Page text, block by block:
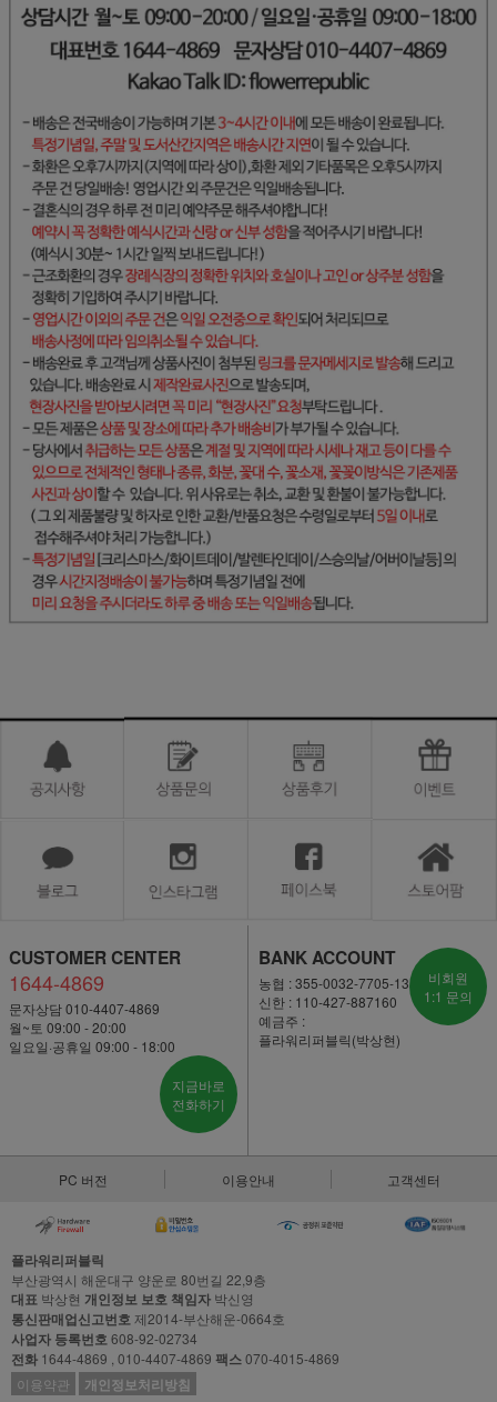
CUSTOMER CENTER
1644-4869
문자상담 010-4407-4869
월~토 09:00 - 20:00
일요일·공휴일 09:00 - 18:00
지금바로
전화하기
BANK ACCOUNT
농협 : 355-0032-7705-13
신한 : 110-427-887160
예금주 :
플라워리퍼블릭(박상현)
비회원
1:1 문의
PC 버전 이용안내 고객센터
플라워리퍼블릭
부산광역시 해운대구 양운로 80번길 22,9층
대표 박상현 개인정보 보호 책임자 박신영
통신판매업신고번호제2014-부산해운-0664호
사업자 등록번호608-92-02734
전화 1644-4869 , 010-4407-4869 팩스070-4015-4869
이용약관
개인정보처리방침